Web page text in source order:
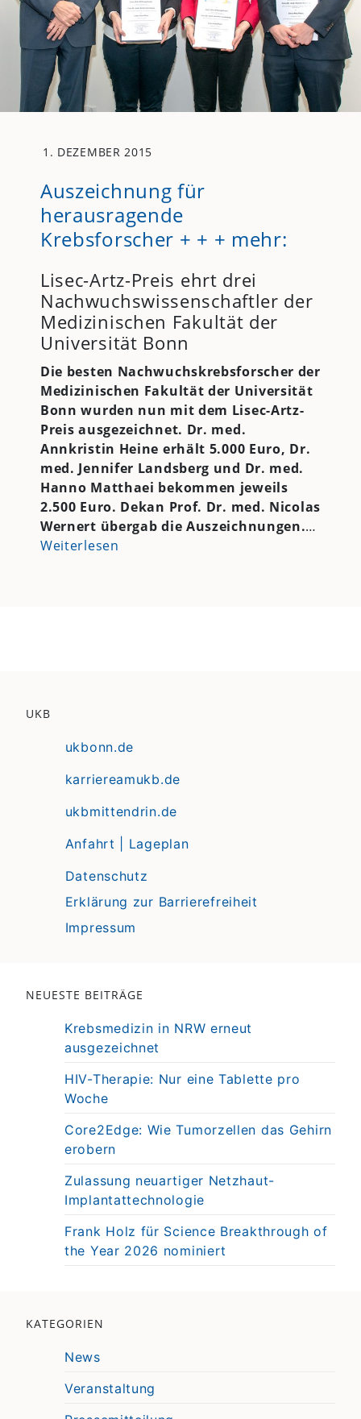
1. DEZEMBER 2015
Auszeichnung für
herausragende
Krebsforscher + + + mehr:
Lisec-Artz-Preis ehrt drei
Nachwuchswissenschaftler der
Medizinischen Fakultät der
Universität Bonn
Die besten Nachwuchskrebsforscher der
Medizinischen Fakultät der Universität
Bonn wurden nun mit dem Lisec-Artz-
Preis ausgezeichnet. Dr. med.
Annkristin Heine erhält 5.000 Euro, Dr.
med. Jennifer Landsberg und Dr. med.
Hanno Matthaei bekommen jeweils
2.500 Euro. Dekan Prof. Dr. med. Nicolas
Wernert übergab die Auszeichnungen.…
Weiterlesen
UKB
ukbonn.de
karriereamukb.de
ukbmittendrin.de
Anfahrt | Lageplan
Datenschutz
Erklärung zur Barrierefreiheit
Impressum
NEUESTE BEITRÄGE
Krebsmedizin in NRW erneut
ausgezeichnet
HIV-Therapie: Nur eine Tablette pro
Woche
Core2Edge: Wie Tumorzellen das Gehirn
erobern
Zulassung neuartiger Netzhaut-
Implantattechnologie
Frank Holz für Science Breakthrough of
the Year 2026 nominiert
KATEGORIEN
News
Veranstaltung